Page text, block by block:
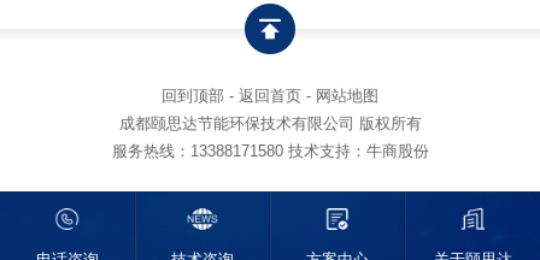
回到顶部 - 返回首页 - 网站地图
成都颐思达节能环保技术有限公司 版权所有
服务热线： 13388171580 技术支持：牛商股份